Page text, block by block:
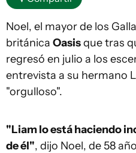
Noel, el mayor de los
británica Oasisque tras
regresó en julio a los
entrevista a su hermano
"orgulloso".
"Liam lo está haciendo
de él", dijo Noel, de 58